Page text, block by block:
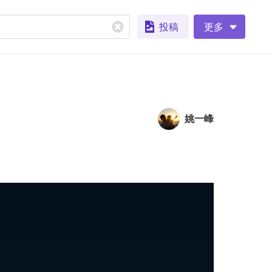
投稿 更多
姚一峰